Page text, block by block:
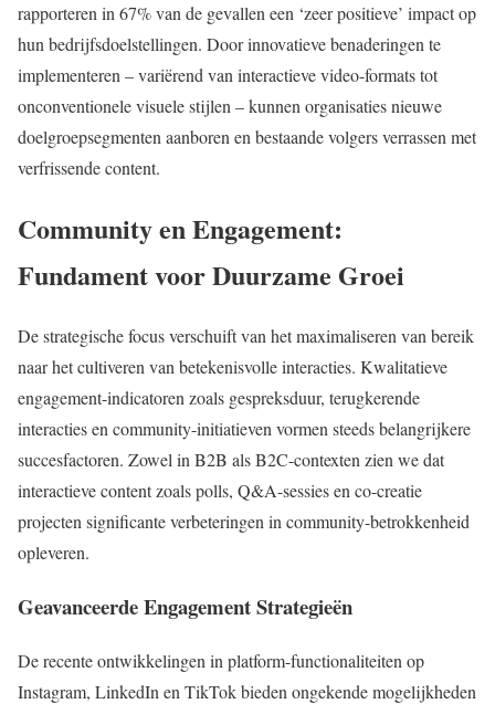
rapporteren in 67% van de gevallen een ‘zeer positieve’ impact op
hun bedrijfsdoelstellingen. Door innovatieve benaderingen te
implementeren – variërend van interactieve video-formats tot
onconventionele visuele stijlen – kunnen organisaties nieuwe
doelgroepsegmenten aanboren en bestaande volgers verrassen met
verfrissende content.
Community en Engagement:
Fundament voor Duurzame Groei
De strategische focus verschuift van het maximaliseren van bereik
naar het cultiveren van betekenisvolle interacties. Kwalitatieve
engagement-indicatoren zoals gespreksduur, terugkerende
interacties en community-initiatieven vormen steeds belangrijkere
succesfactoren. Zowel in B2B als B2C-contexten zien we dat
interactieve content zoals polls, Q&A-sessies en co-creatie
projecten significante verbeteringen in community-betrokkenheid
opleveren.
Geavanceerde Engagement Strategieën
De recente ontwikkelingen in platform-functionaliteiten op
Instagram, LinkedIn en TikTok bieden ongekende mogelijkheden